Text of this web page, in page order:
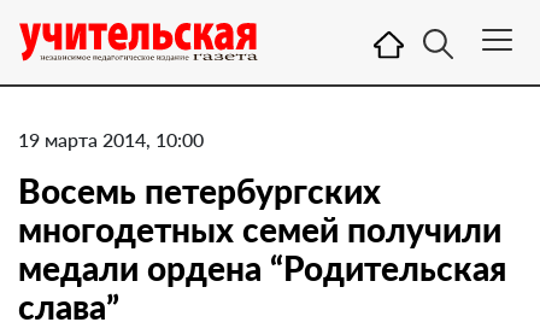
19 марта 2014, 10:00
Восемь петербургских
многодетных семей получили
медали ордена “Родительская
слава”